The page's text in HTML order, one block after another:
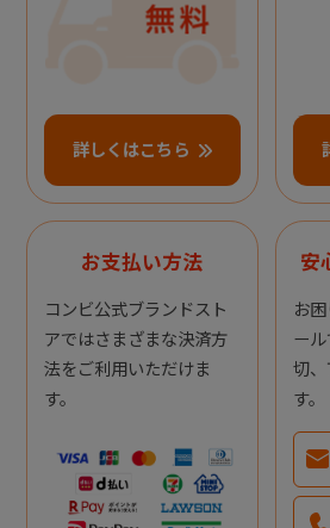
詳しくはこちら
お支払い方法
コンビ公式ブランドスト
アではさまざまな決済方
法をご利用いただけま
す。
安
お
ー
切
す。